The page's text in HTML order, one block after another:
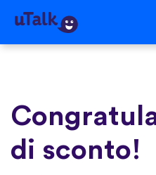
di sconto!